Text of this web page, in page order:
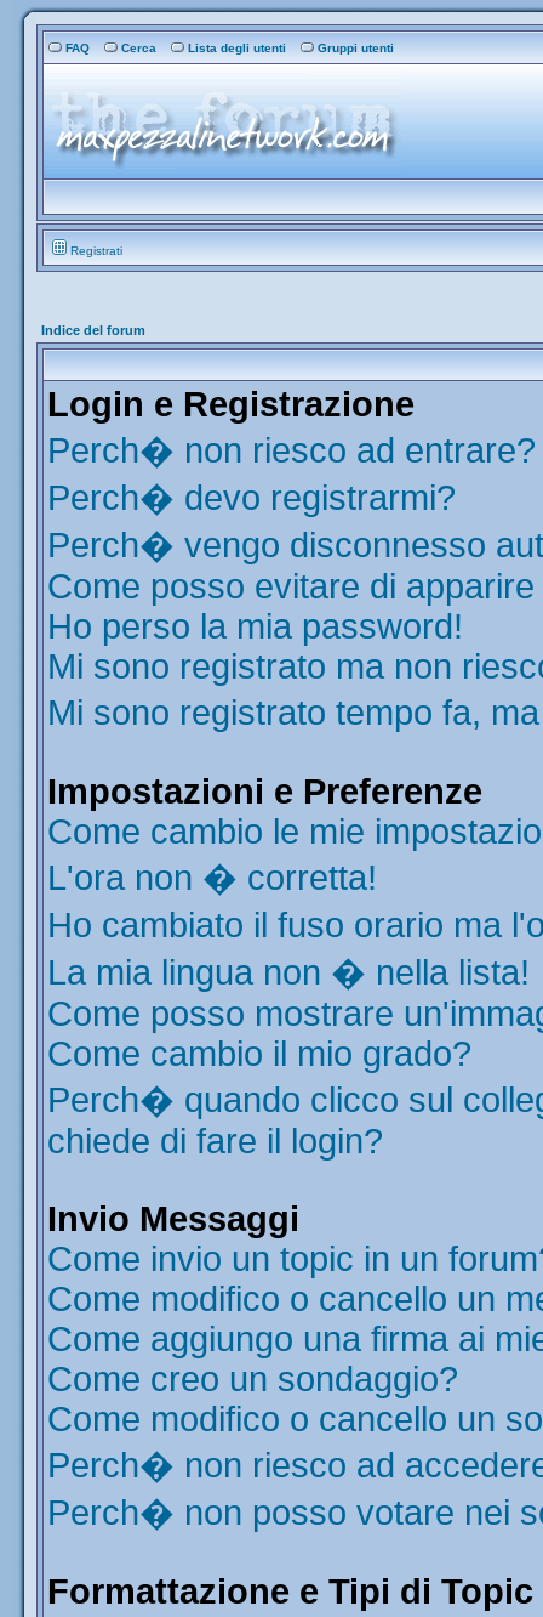
FAQ Cerca Lista degli utenti Gruppi utenti
Registrati
Indice del forum
Login e Registrazione
Perch� non riesco ad entrare?
Perch� devo registrarmi?
Perch� vengo disconnesso
Come posso evitare di
Ho perso la mia password!
Mi sono registrato ma non
Mi sono registrato tempo fa,
Impostazioni e Preferenze
Come cambio le mie
L'ora non � corretta!
Ho cambiato il fuso orario ma
La mia lingua non � nella lista!
Come posso mostrare
Come cambio il mio grado?
Perch� quando clicco sul
chiede di fare il login?
Invio Messaggi
Come invio un topic in un
Come modifico o cancello un
Come aggiungo una firma ai
Come creo un sondaggio?
Come modifico o cancello un
Perch� non riesco ad
Perch� non posso votare nei
Formattazione e Tipi di Topic